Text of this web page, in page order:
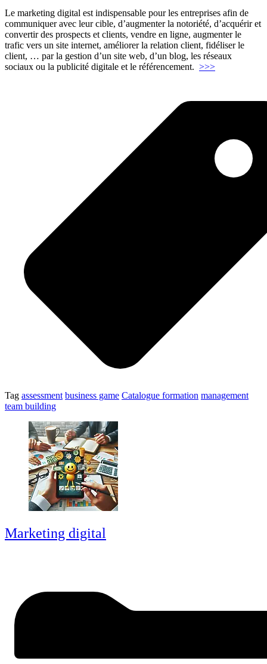
Le marketing digital est indispensable pour les entreprises afin de
communiquer avec leur cible, d’augmenter la notoriété, d’acquérir et
convertir des prospects et clients, vendre en ligne, augmenter le
trafic vers un site internet, améliorer la relation client, fidéliser le
client, … par la gestion d’un site web, d’un blog, les réseaux
sociaux ou la publicité digitale et le référencement. >>>"Elaborer
une
Tag assessment business game Catalogue formation management
team building
Marketing digital